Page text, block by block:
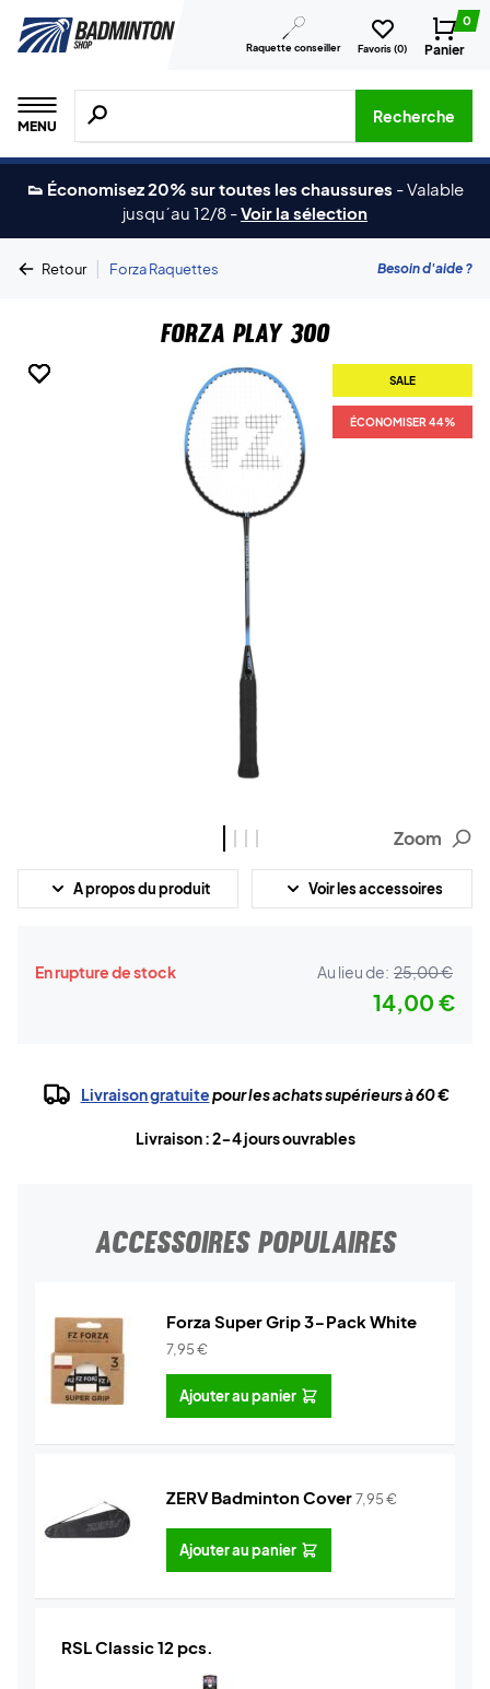
Raquette conseiller Favoris (0)
0
Panier
MENU
Recherche de produits, de marques, etc.
Recherche
👟 Économisez 20% sur toutes les chaussures -Valable
jusqu´au 12/8 -Voir la sélection
Retour | Forza Raquettes Besoin d'aide ?
Forza Play 300
SALE
ÉCONOMISER 44%
SALE
ÉCONOMISER 44%
SALE
ÉCONOMISER 44%
SALE
ÉCONOMISER 44%
Zoom
A propos du produit Voir les accessoires
En rupture de stock Au lieu de: 25,00 €
14,00 €
Livraison gratuitepour les achats supérieurs à 60 €
Livraison : 2-4 jours ouvrables
ACCESSOIRES POPULAIRES
Forza Super Grip 3-Pack White
7,95€
Ajouter au panier
ZERV Badminton Cover7,95€
Ajouter au panier
RSL Classic 12 pcs.